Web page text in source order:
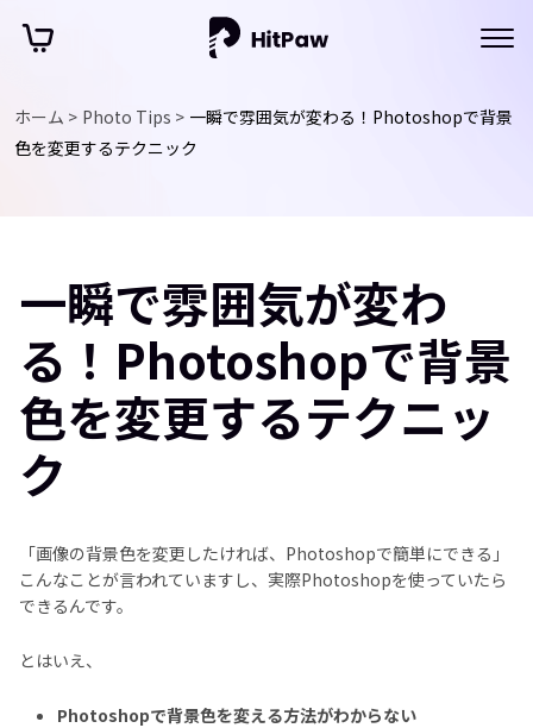
ホーム > Photo Tips > 一瞬で雰囲気が変わる！Photoshopで背景
色を変更するテクニック
一瞬で雰囲気が変わ
る！Photoshopで背景
色を変更するテクニッ
ク
「画像の背景色を変更したければ、Photoshopで簡単にできる」
こんなことが言われていますし、実際Photoshopを使っていたら
できるんです。
とはいえ、
Photoshopで背景色を変える方法がわからない